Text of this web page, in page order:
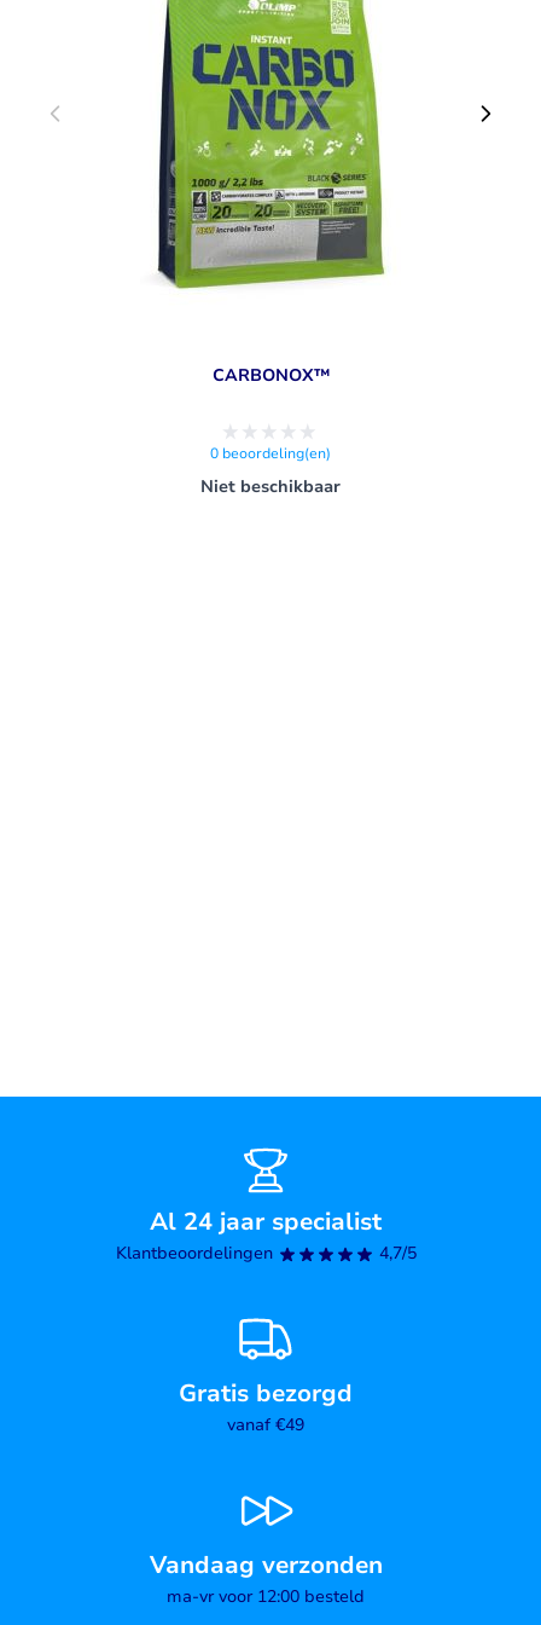
Hulp bij het verminderen van vermoeidheid en moeheid
(pantotheenzuur, niacine, riboflavine, vitamine B12 en B6,
CARBONOX™
0 beoordeling(en)
Niet beschikbaar
Al 24 jaar specialist
Klantbeoordelingen 4,7/5
Gratis bezorgd
vanaf €49
Vandaag verzonden
ma-vr voor 12:00 besteld